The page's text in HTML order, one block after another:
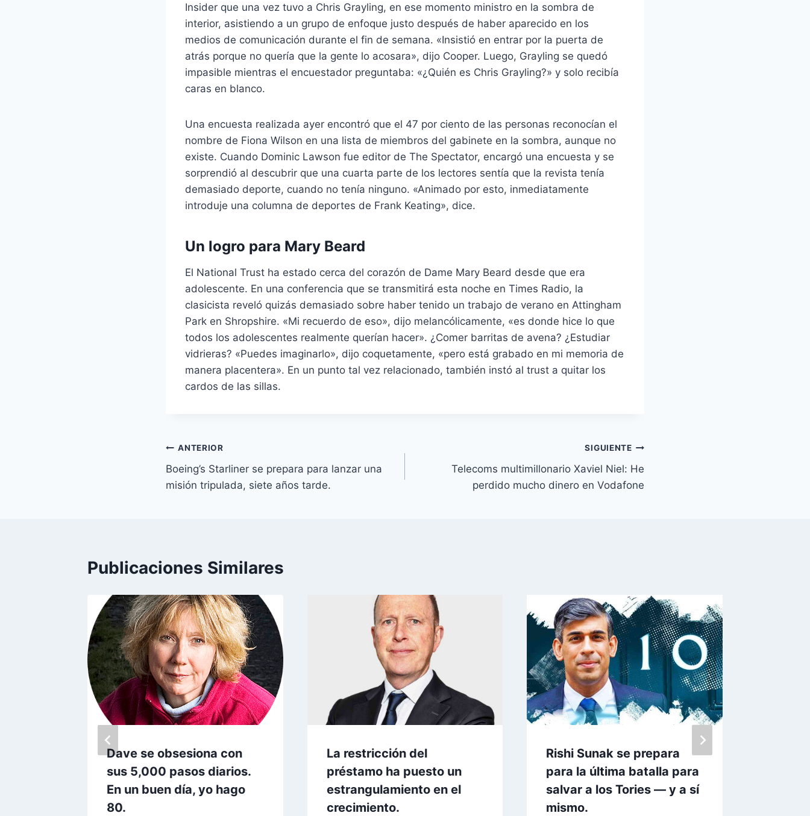
Insider que una vez tuvo a Chris Grayling, en ese momento ministro en la sombra de
interior, asistiendo a un grupo de enfoque justo después de haber aparecido en los
medios de comunicación durante el fin de semana. «Insistió en entrar por la puerta de
atrás porque no quería que la gente lo acosara», dijo Cooper. Luego, Grayling se quedó
impasible mientras el encuestador preguntaba: «¿Quién es Chris Grayling?» y solo recibía
caras en blanco.
Una encuesta realizada ayer encontró que el 47 por ciento de las personas reconocían el
nombre de Fiona Wilson en una lista de miembros del gabinete en la sombra, aunque no
existe. Cuando Dominic Lawson fue editor de The Spectator, encargó una encuesta y se
sorprendió al descubrir que una cuarta parte de los lectores sentía que la revista tenía
demasiado deporte, cuando no tenía ninguno. «Animado por esto, inmediatamente
introduje una columna de deportes de Frank Keating», dice.
Un logro para Mary Beard
El National Trust ha estado cerca del corazón de Dame Mary Beard desde que era
adolescente. En una conferencia que se transmitirá esta noche en Times Radio, la
clasicista reveló quizás demasiado sobre haber tenido un trabajo de verano en Attingham
Park en Shropshire. «Mi recuerdo de eso», dijo melancólicamente, «es donde hice lo que
todos los adolescentes realmente querían hacer». ¿Comer barritas de avena? ¿Estudiar
vidrieras? «Puedes imaginarlo», dijo coquetamente, «pero está grabado en mi memoria de
manera placentera». En un punto tal vez relacionado, también instó al trust a quitar los
cardos de las sillas.
Navegación
de
ANTERIOR
Boeing’s Starliner se prepara para lanzar una
misión tripulada, siete años tarde.
SIGUIENTE
Telecoms multimillonario Xaviel Niel: He
perdido mucho dinero en Vodafone
Publicaciones Similares
Dave se obsesiona con
sus 5,000 pasos diarios.
En un buen día, yo hago
80.
La restricción del
préstamo ha puesto un
estrangulamiento en el
crecimiento.
Rishi Sunak se prepara
para la última batalla para
salvar a los Tories — y a sí
mismo.